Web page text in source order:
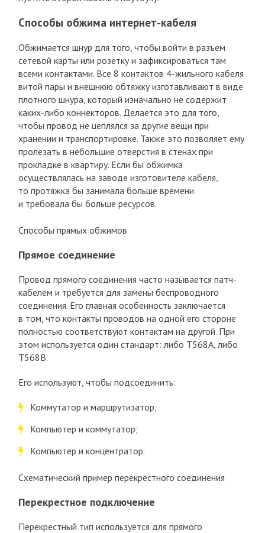
Способы обжима интернет-кабеля
Обжимается шнур для того, чтобы войти в разъем
сетевой карты или розетку и зафиксироваться там
всеми контактами. Все 8 контактов 4-жильного кабеля
витой пары и внешнюю обтяжку изготавливают в виде
плотного шнура, который изначально не содержит
каких-либо коннекторов. Делается это для того,
чтобы провод не цеплялся за другие вещи при
хранении и транспортировке. Также это позволяет ему
пролезать в небольшие отверстия в стенах при
прокладке в квартиру. Если бы обжимка
осуществлялась на заводе изготовителе кабеля,
то протяжка бы занимала больше времени
и требовала бы больше ресурсов.
Способы прямых обжимов
Прямое соединение
Провод прямого соединения часто называется патч-
кабелем и требуется для замены беспроводного
соединения. Его главная особенность заключается
в том, что контакты проводов на одной его стороне
полностью соответствуют контактам на другой. При
этом используется один стандарт: либо T568A, либо
T568B.
Его используют, чтобы подсоединить:
Коммутатор и маршрутизатор;
Компьютер и коммутатор;
Компьютер и концентратор.
Схематический пример перекрестного соединения
Перекрестное подключение
Перекрестный тип используется для прямого